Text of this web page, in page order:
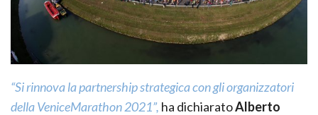
“Si rinnova la partnership strategica con gli organizzatori
della VeniceMarathon 2021”, ha dichiaratoAlberto